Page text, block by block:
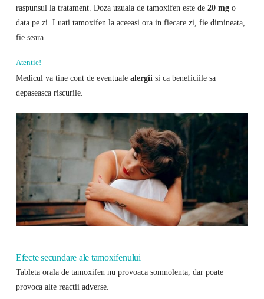
raspunsul la tratament. Doza uzuala de tamoxifen este de 20 mgo
data pe zi. Luati tamoxifen la aceeasi ora in fiecare zi, fie dimineata,
fie seara.
Atentie!
Medicul va tine cont de eventuale alergii si ca beneficiile sa
depaseasca riscurile.
Efecte secundare ale tamoxifenului
Tableta orala de tamoxifen nu provoaca somnolenta, dar poate
provoca alte reactii adverse.